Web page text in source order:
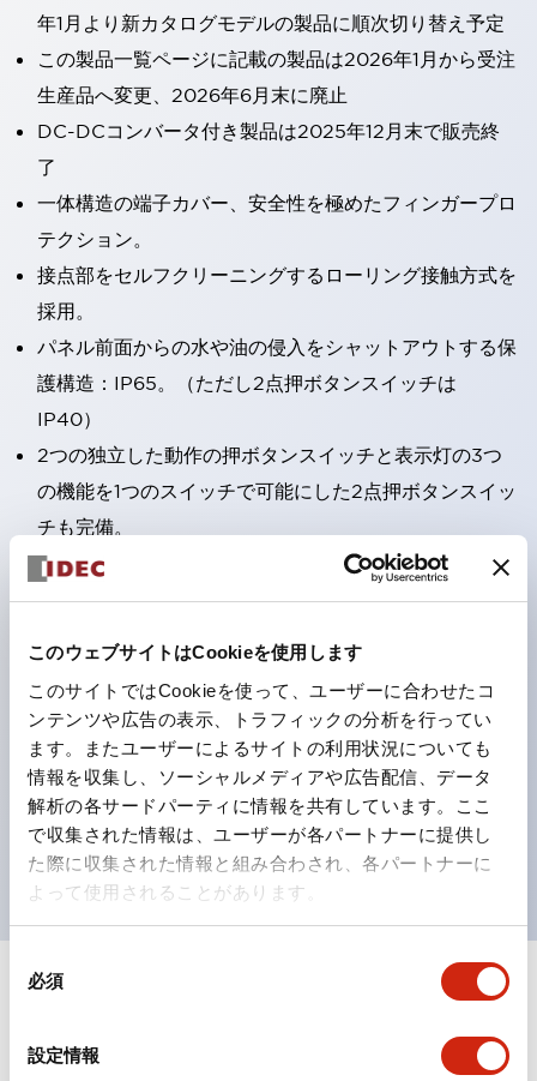
このウェブサイトはCookieを使用します
このサイトではCookieを使って、ユーザーに合わせたコ
ンテンツや広告の表示、トラフィックの分析を行ってい
ます。またユーザーによるサイトの利用状況についても
情報を収集し、ソーシャルメディアや広告配信、データ
解析の各サードパーティに情報を共有しています。ここ
で収集された情報は、ユーザーが各パートナーに提供し
た際に収集された情報と組み合わされ、各パートナーに
よって使用されることがあります。
必須
設定情報
年1月より新カタログモデルの製品に順次切り替え予定
この製品一覧ページに記載の製品は2026年1月から受注
生産品へ変更、2026年6月末に廃止
DC-DCコンバータ付き製品は2025年12月末で販売終
了
一体構造の端子カバー、安全性を極めたフィンガープロ
テクション。
接点部をセルフクリーニングするローリング接触方式を
採用。
パネル前面からの水や油の侵入をシャットアウトする保
護構造：IP65。（ただし2点押ボタンスイッチは
IP40）
2つの独立した動作の押ボタンスイッチと表示灯の3つ
の機能を1つのスイッチで可能にした2点押ボタンスイッ
チも完備。
ワールドワイドなニーズに対応する各種電圧を完備。
1つで6色の役をこなすLED球（LSRD球）。これまで色
カラーユニバーサルデザインに対応。
表示灯（角平形）の点灯/消灯の認識および、点灯時の
ランプ色の識別（ B-190 参照）が対応。
ISO 3864-4安全色に対応。危険時や緊急事態時の色表
現がより明確・鮮明で、より多くの方が識別可能に。
仕様 すべて展開+
形状仕様